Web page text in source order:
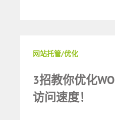
网站托管/优化
3招教你优化
访问速度！